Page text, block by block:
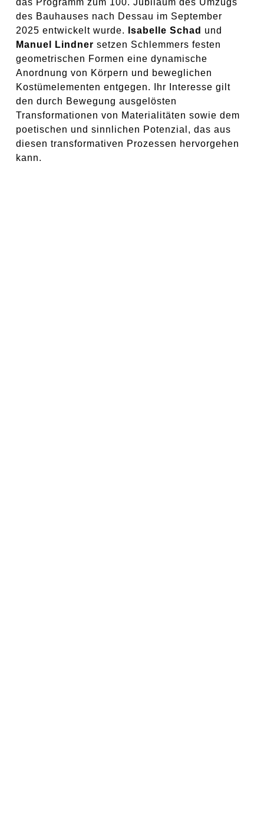
das Programm zum 100. Jubiläum des Umzugs
des Bauhauses nach Dessau im September
2025 entwickelt wurde.
Isabelle Schad und
Manuel Lindner setzen Schlemmers festen
geometrischen Formen eine dynamische
Anordnung von Körpern und beweglichen
Kostümelementen entgegen. Ihr Interesse gilt
den durch Bewegung ausgelösten
Transformationen von Materialitäten sowie dem
poetischen und sinnlichen Potenzial, das aus
diesen transformativen Prozessen hervorgehen
kann.